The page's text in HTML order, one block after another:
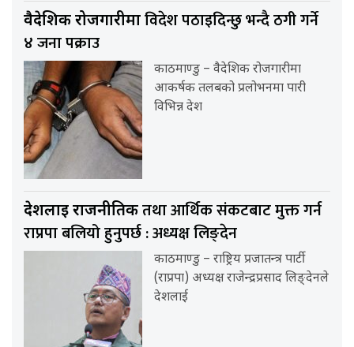
वैदेशिक रोजगारीमाविदेश पठाइदिन्छु भन्दै ठगी गर्ने
४ जना पक्राउ
काठमाण्डु – वैदेशिक रोजगारीमा
आकर्षक तलबको प्रलोभनमा पारी
विभिन्न देश
देशलाई राजनीतिकतथा आर्थिक संकटबाट मुक्त गर्न
राप्रपा बलियो हुनुपर्छ : अध्यक्ष लिङ्देन
काठमाण्डु – राष्ट्रिय प्रजातन्त्र पार्टी
(राप्रपा) अध्यक्ष राजेन्द्रप्रसाद लिङ्देनले
देशलाई